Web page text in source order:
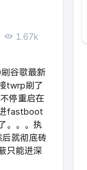
1.67k
谷歌最新
twrp刷了
停重启在
fastboot
。。。执
就彻底砖
只能进深